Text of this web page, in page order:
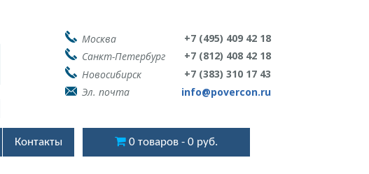
Москва
+7 (495) 409 42 18
Санкт-Петербург
+7 (812) 408 42 18
Новосибирск
+7 (383) 310 17 43
Эл. почта
info@povercon.ru
Контакты 0 товаров 0 руб.